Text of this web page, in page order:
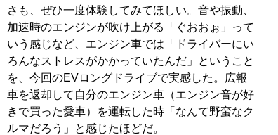
さも、ぜひ一度体験してみてほしい。音や振動、
加速時のエンジンが吹け上がる「ぐおおぉ」って
いう感じなど、エンジン車では「ドライバーにい
ろんなストレスがかかっていたんだ」ということ
を、今回のEVロングドライブで実感した。広報
車を返却して自分のエンジン車（エンジン音が好
きで買った愛車）を運転した時「なんて野蛮なク
ルマだろう」と感じたほどだ。